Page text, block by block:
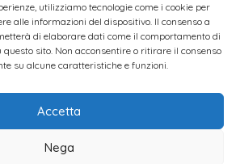
utilizziamo tecnologie come i cookie per
alle informazioni del dispositivo. Il consenso a
di elaborare dati come il comportamento di
questo sito. Non acconsentire o ritirare il consenso
su alcune caratteristiche e funzioni.
Accetta
Nega
Ordine delle
Psicologhe e degli
Psicologi del Piemonte
VIA GIANNONE 8A – 10121
TEL: